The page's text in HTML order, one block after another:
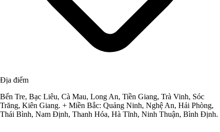
Địa điểm
Bến Tre, Bạc Liêu, Cà Mau, Long An, Tiền Giang, Trà Vinh, Sóc
Trăng, Kiên Giang. + Miền Bắc: Quảng Ninh, Nghệ An, Hải Phòng,
Thái Bình, Nam Định, Thanh Hóa, Hà Tĩnh, Ninh Thuận, Bình Định.